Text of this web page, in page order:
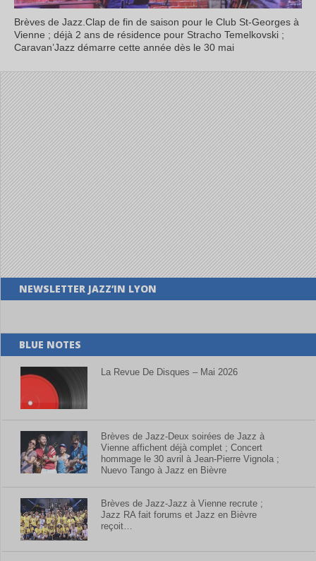
Brèves de Jazz.Clap de fin de saison pour le Club St-Georges à
Vienne ; déjà 2 ans de résidence pour Stracho Temelkovski ;
Caravan’Jazz démarre cette année dès le 30 mai
NEWSLETTER JAZZ’IN LYON
BLUE NOTES
La Revue De Disques – Mai 2026
Brèves de Jazz-Deux soirées de Jazz à
Vienne affichent déjà complet ; Concert
hommage le 30 avril à Jean-Pierre Vignola ;
Nuevo Tango à Jazz en Bièvre
Brèves de Jazz-Jazz à Vienne recrute ;
Jazz RA fait forums et Jazz en Bièvre
reçoit…